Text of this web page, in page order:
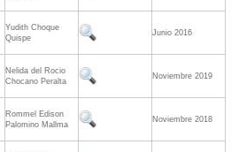
Yudith Choque
Quispe
Junio 2016
Nelida del Rocio
Chocano Peralta
Noviembre 2019
Rommel Edison
Palomino Mallma
Noviembre 2018